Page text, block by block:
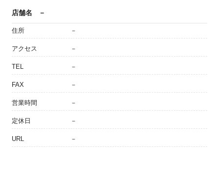
店舗名 －
住所 －
アクセス －
TEL －
FAX －
営業時間 －
定休日 －
URL －